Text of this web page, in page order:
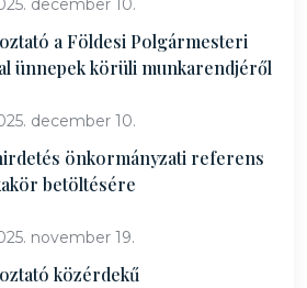
december 10.
a Földesi Polgármesteri
ünnepek körüli munkarendjéről
december 10.
önkormányzati referens
betöltésére
november 19.
közérdekű